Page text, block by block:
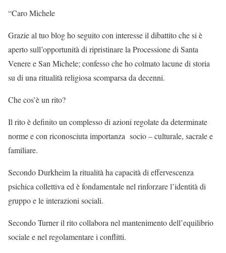
“Caro Michele
Grazie al tuo blog ho seguito con interesse il dibattito che si è
aperto sull’opportunità di ripristinare la Processione di Santa
Venere e San Michele; confesso che ho colmato lacune di storia
su di una ritualità religiosa scomparsa da decenni.
Che cos’è un rito?
Il rito è definito un complesso di azioni regolate da determinate
norme e con riconosciuta importanza socio – culturale, sacrale e
familiare.
Secondo Durkheim la ritualità ha capacità di effervescenza
psichica collettiva ed è fondamentale nel rinforzare l’identità di
gruppo e le interazioni sociali.
Secondo Turner il rito collabora nel mantenimento dell’equilibrio
sociale e nel regolamentare i conflitti.